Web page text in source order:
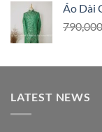
Áo Dài
790,000
LATEST NEWS